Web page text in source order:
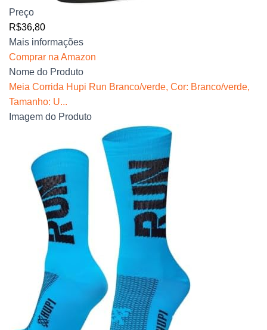
Preço
R$36,80
Mais informações
Comprar na Amazon
Nome do Produto
Meia Corrida Hupi Run Branco/verde, Cor: Branco/verde,
Tamanho: U...
Imagem do Produto